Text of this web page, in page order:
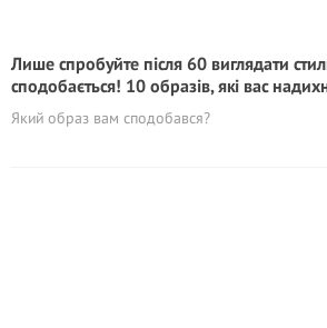
Лише спробуйте після 60 виглядати
сподобається! 10 образів, які вас
Який образ вам сподобався?